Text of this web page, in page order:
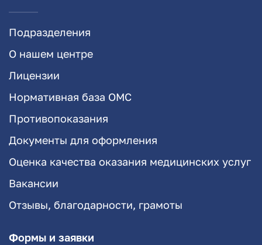
Подразделения
О нашем центре
Лицензии
Нормативная база ОМС
Противопоказания
Документы для оформления
Оценка качества оказания медицинских услуг
Вакансии
Отзывы, благодарности, грамоты
Формы и заявки